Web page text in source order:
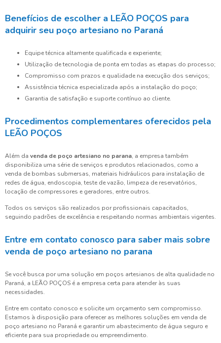
Benefícios de escolher a LEÃO POÇOS para
adquirir seu poço artesiano no Paraná
Equipe técnica altamente qualificada e experiente;
Utilização de tecnologia de ponta em todas as etapas do processo;
Compromisso com prazos e qualidade na execução dos serviços;
Assistência técnica especializada após a instalação do poço;
Garantia de satisfação e suporte contínuo ao cliente.
Procedimentos complementares oferecidos pela
LEÃO POÇOS
Além da venda de poço artesiano no parana, a empresa também
disponibiliza uma série de serviços e produtos relacionados, como a
venda de bombas submersas, materiais hidráulicos para instalação de
redes de água, endoscopia, teste de vazão, limpeza de reservatórios,
locação de compressores e geradores, entre outros.
Todos os serviços são realizados por profissionais capacitados,
seguindo padrões de excelência e respeitando normas ambientais vigentes.
Entre em contato conosco para saber mais sobre
venda de poço artesiano no parana
Se você busca por uma solução em poços artesianos de alta qualidade no
Paraná, a LEÃO POÇOS é a empresa certa para atender às suas
necessidades.
Entre em contato conosco e solicite um orçamento sem compromisso.
Estamos à disposição para oferecer as melhores soluções em venda de
poço artesiano no Paraná e garantir um abastecimento de água seguro e
eficiente para sua propriedade ou empreendimento.